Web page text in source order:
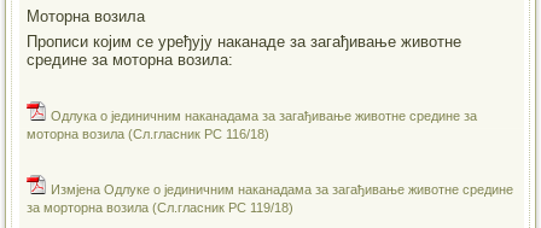
Моторна возила
Прописи којим се уређују наканаде за загађивање животне
средине за моторна возила:
Одлука о јединичним наканадама за загађивање животне средине за
моторна возила (Сл.гласник РС 116/18)
Измјена Одлуке о јединичним наканадама за загађивање животне средине
за морторна возила (Сл.гласник РС 119/18)